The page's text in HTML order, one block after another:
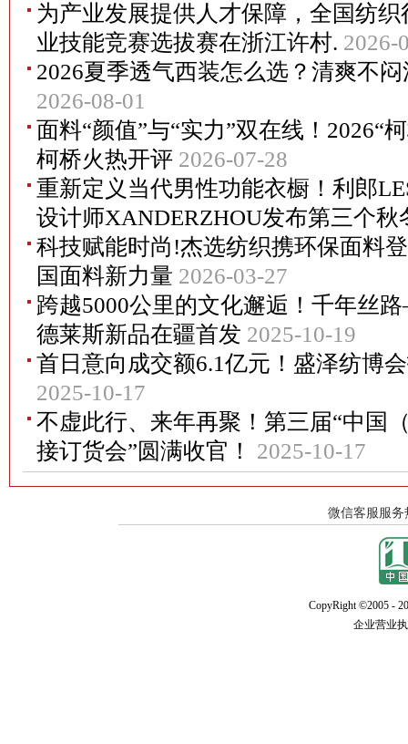
为产业发展提供人才保障，全国纺
业技能竞赛选拔赛在浙江许村. 2026-
2026夏季透气西装怎么选？清爽不
2026-08-01
面料“颜值”与“实力”双在线！2026“
柯桥火热开评 2026-07-28
重新定义当代男性功能衣橱！利郎
设计师XANDERZHOU发布第三个秋
科技赋能时尚!杰选纺织携环保面料
国面料新力量 2026-03-27
跨越5000公里的文化邂逅！千年丝
德莱斯新品在疆首发 2025-10-19
首日意向成交额6.1亿元！盛泽纺博
2025-10-17
不虚此行、来年再聚！第三届“中国
接订货会”圆满收官！
2025-10-17
CopyRight ©2005 -
企业营业